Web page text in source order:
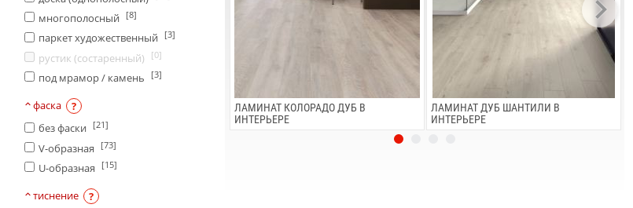
многополосный [8]
паркет художественный [3]
рустик (состаренный) [0]
под мрамор / камень [3]
фаска
?
без фаски
[21]
V-образная [73]
U-образная [15]
тиснение
?
ЛАМИНАТ КОЛОРАДО ДУБ В
ИНТЕРЬЕРЕ
ЛАМИНАТ ДУБ ШАНТИЛИ В
ИНТЕРЬЕРЕ